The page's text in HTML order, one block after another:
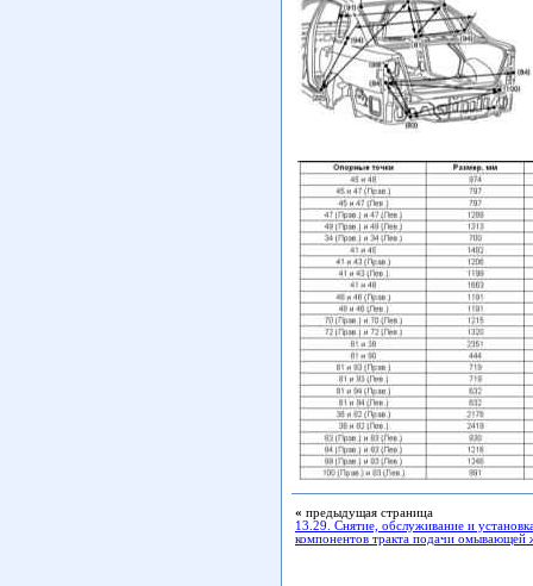
« предыдущая страница
13.29. Снятие, обслуживание и
компонентов тракта подачи омывающей